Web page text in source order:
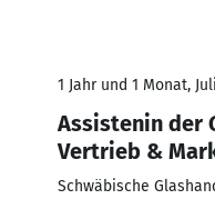
1 Jahr und 1 Monat,
Assistenin der
Vertrieb &
Schwäbische